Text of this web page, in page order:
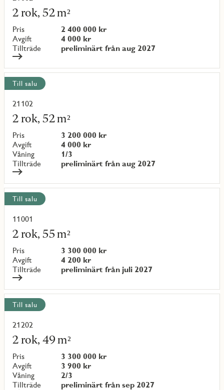
2 rok, 52 m²
Pris
2 400 000 kr
Avgift
4 000 kr
Tillträde
preliminärt från aug 2027
mer
om
objekt
{objectNumber}
Till salu
21102
2 rok, 52 m²
Pris
3 200 000 kr
Avgift
4 000 kr
Våning
1/3
Tillträde
preliminärt från aug 2027
Läs
mer
om
objekt
{objectNumber}
Till salu
11001
2 rok, 55 m²
Pris
3 300 000 kr
Avgift
4 200 kr
Tillträde
preliminärt från juli 2027
Läs
mer
om
objekt
{objectNumber}
Till salu
21202
2 rok, 49 m²
Pris
3 300 000 kr
Avgift
3 900 kr
Våning
2/3
Tillträde
preliminärt från sep 2027
Läs
mer
om
objekt
{objectNumber}